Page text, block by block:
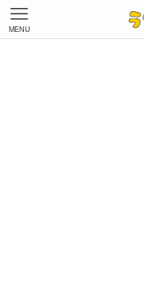
MENU